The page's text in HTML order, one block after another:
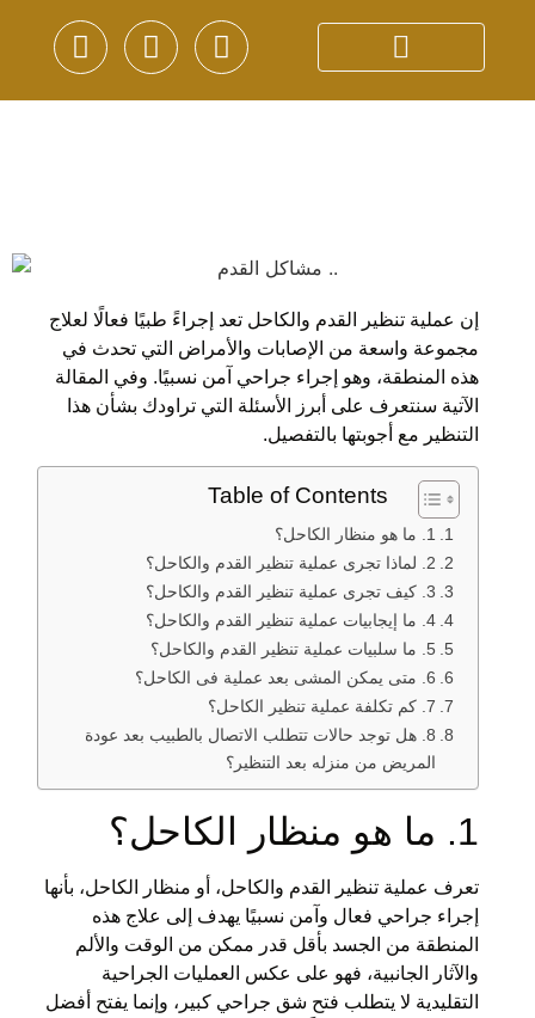
إن عملية تنظير القدم والكاحل تعد إجراءً طبيًا فعالًا لعلاج
مجموعة واسعة من الإصابات والأمراض التي تحدث في
هذه المنطقة، وهو إجراء جراحي آمن نسبيًا. وفي المقالة
الآتية سنتعرف على أبرز الأسئلة التي تراودك بشأن هذا
التنظير مع أجوبتها بالتفصيل.
Table of Contents
1. ما هو منظار الكاحل؟
2. لماذا تجرى عملية تنظير القدم والكاحل؟
3. كيف تجرى عملية تنظير القدم والكاحل؟
4. ما إيجابيات عملية تنظير القدم والكاحل؟
5. ما سلبيات عملية تنظير القدم والكاحل؟
6. متى يمكن المشى بعد عملية فى الكاحل؟
7. كم تكلفة عملية تنظير الكاحل؟
8. هل توجد حالات تتطلب الاتصال بالطبيب بعد عودة
المريض من منزله بعد التنظير؟
1. ما هو منظار الكاحل؟
تعرف عملية تنظير القدم والكاحل، أو منظار الكاحل، بأنها
إجراء جراحي فعال وآمن نسبيًا يهدف إلى علاج هذه
المنطقة من الجسد بأقل قدر ممكن من الوقت والألم
والآثار الجانبية، فهو على عكس العمليات الجراحية
التقليدية لا يتطلب فتح شق جراحي كبير، وإنما يفتح أفضل